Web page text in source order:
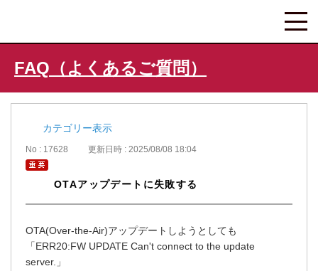
FAQ（よくあるご質問）
カテゴリー表示
No : 17628 更新日時 : 2025/08/08 18:04
OTAアップデートに失敗する
OTA(Over-the-Air)アップデートしようとしても
「ERR20:FW UPDATE Can't connect to the update
server.」